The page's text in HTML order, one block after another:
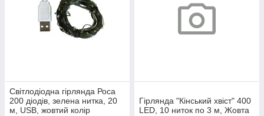
Світлодіодна гірлянда Роса
200 діодів, зелена нитка, 20
м, USB, жовтий колір
Гірлянда "Кінський хвіст" 400
LED, 10 ниток по 3 м, Жовта